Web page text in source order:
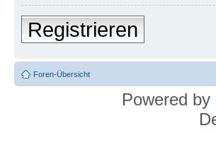
Registrieren
Foren-Übersicht
Powered by